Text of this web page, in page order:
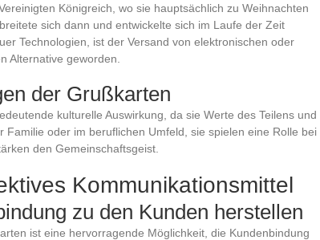
Königreich, wo sie hauptsächlich zu Weihnachten
sich dann und entwickelte sich im Laufe der Zeit
Technologien, ist der Versand von elektronischen oder
Alternative geworden.
der Grußkarten
kulturelle Auswirkung, da sie Werte des Teilens und
oder im beruflichen Umfeld, sie spielen eine Rolle bei
den Gemeinschaftsgeist.
Kommunikationsmittel
zu den Kunden herstellen
ist eine hervorragende Möglichkeit, die Kundenbindung